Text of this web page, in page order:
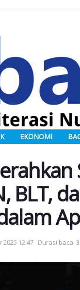
EKONOMI
BLT,
2025 12:47 Durasi baca: